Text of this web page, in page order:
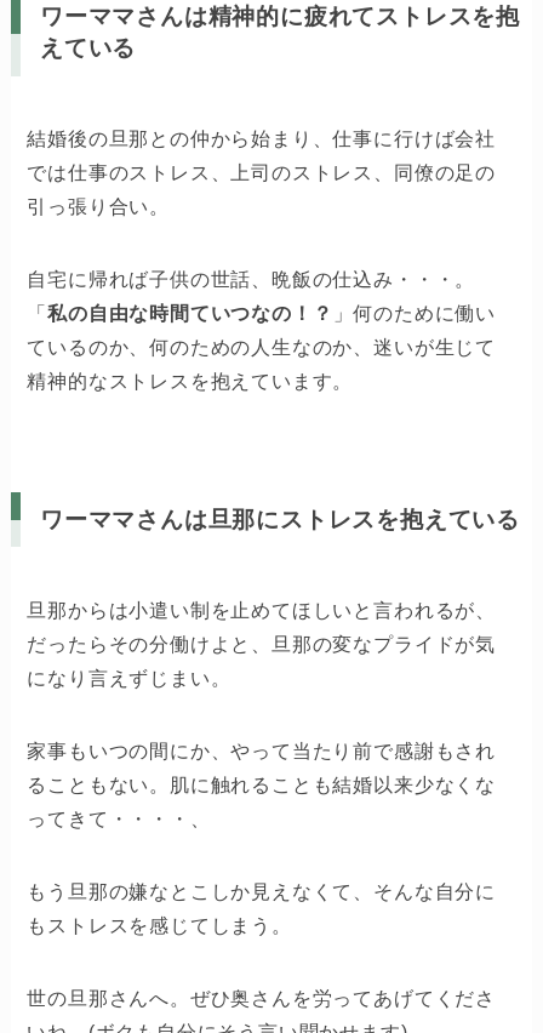
ワーママさんは精神的に疲れてストレスを抱
えている
結婚後の旦那との仲から始まり、仕事に行けば会社
では仕事のストレス、上司のストレス、同僚の足の
引っ張り合い。
自宅に帰れば子供の世話、晩飯の仕込み・・・。
「私の自由な時間ていつなの！？ 」何のために働い
ているのか、何のための人生なのか、迷いが生じて
精神的なストレスを抱えています。
ワーママさんは旦那にストレスを抱えている
旦那からは小遣い制を止めてほしいと言われるが、
だったらその分働けよと、旦那の変なプライドが気
になり言えずじまい。
家事もいつの間にか、やって当たり前で感謝もされ
ることもない。肌に触れることも結婚以来少なくな
ってきて・・・・、
もう旦那の嫌なとこしか見えなくて、そんな自分に
もストレスを感じてしまう。
世の旦那さんへ。ぜひ奥さんを労ってあげてくださ